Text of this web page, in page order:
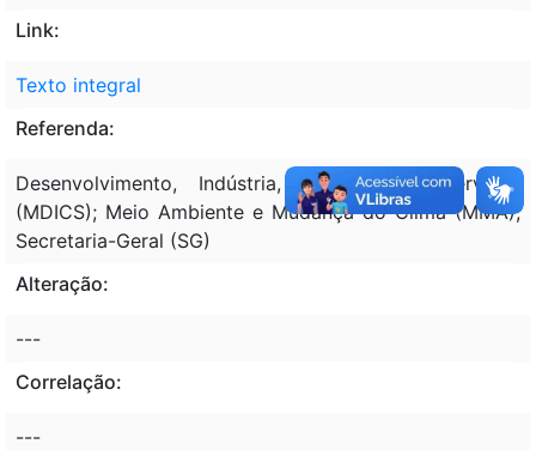
Link:
Texto integral
Referenda:
Desenvolvimento, Indústria, Comércio e Serviços
(MDICS); Meio Ambiente e Mudança do Clima (MMA);
Secretaria-Geral (SG)
Alteração:
---
Correlação:
---